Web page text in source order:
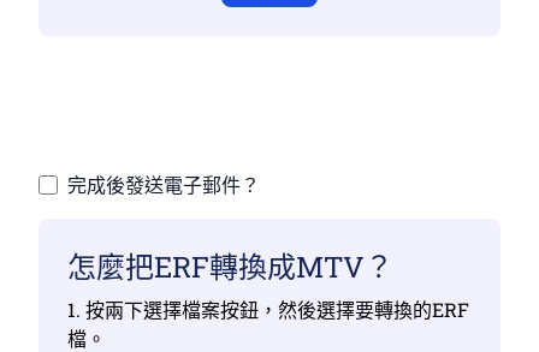
完成後發送電子郵件？
怎麼把ERF轉換成MTV？
1. 按兩下選擇檔案按鈕，然後選擇要轉換的ERF
檔。